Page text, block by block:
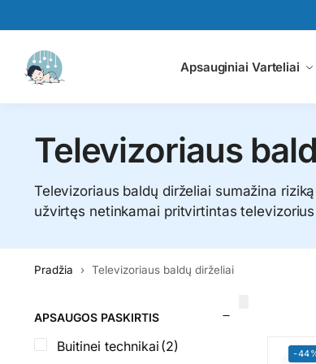
Apsauginiai Varteliai
Televizoriaus
Televizoriaus baldų dirželiai sumažina
užvirtęs netinkamai pritvirtintas
Pradžia Televizoriaus baldų dirželiai
-
APSAUGOS PASKIRTIS
Buitinei technikai (2)